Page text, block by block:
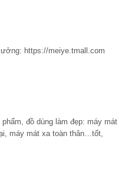
https://meiye.tmall.com
đồ dùng làm đẹp: máy mát
máy mát xa toàn thân…tốt,